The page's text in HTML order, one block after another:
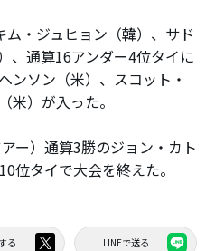
・ジュヒョン（韓）、サド
、通算16アンダー4位タイに
ンソン（米）、スコット・
米）が入った。
ー）通算3勝のジョン・カト
位タイで大会を終えた。
る LINEで送る